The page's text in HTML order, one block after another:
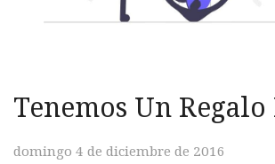
Tenemos Un Regalo
domingo 4 de diciembre de 2016